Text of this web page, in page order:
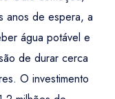
anos de espera, a
água potável e
de durar cerca
O investimento